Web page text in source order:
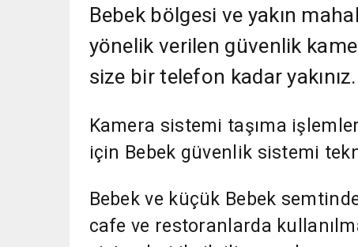
Bebek bölgesi ve yakın
yönelik verilen güvenlik
size bir telefon kadar yakınız.
Kamera sistemi taşıma
için Bebek güvenlik sistemi
Bebek ve küçük Bebek
cafe ve restoranlarda